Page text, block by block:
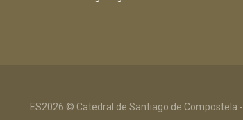
ES2026 © Catedral de Santiago de Compostela -